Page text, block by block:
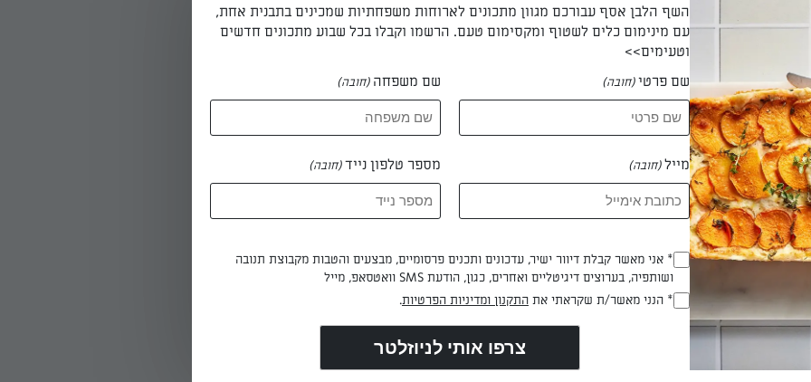
למעבד מזון/טוחנים בבלנדר מוט (מה שייתן מסה אחידה).
המזון את שאר המרכיבים וטוחנים למסה אחידה.
קייק לא גדולה, מרופדת בנייר אפייה.
מעלות כ־40 דקות.
השף הלבן אסף עבורכם מגוון מתכונים לארוחות משפחתיות שמכינים בתבנית אחת,
עם מינימום כלים לשטוף ומקסימום טעם. הרשמו וקבלו בכל שבוע מתכונים חדשים
וטעימים>>
שם פרטי(חובה) שם משפחה (חובה)
מייל(חובה) מספר טלפון נייד(חובה)
(חובה)
* אני מאשר קבלת דיוור ישיר, עדכונים ותכנים פרסומיים, מבצעים והטבות מקבוצת תנובה
ושותפיה, בערוצים דיגיטליים ואחרים, כגון, הודעת SMS וואטסאפ, מייל
(חובה)
* הנני מאשר/ת שקראתי את התקנון ומדיניות הפרטיות.